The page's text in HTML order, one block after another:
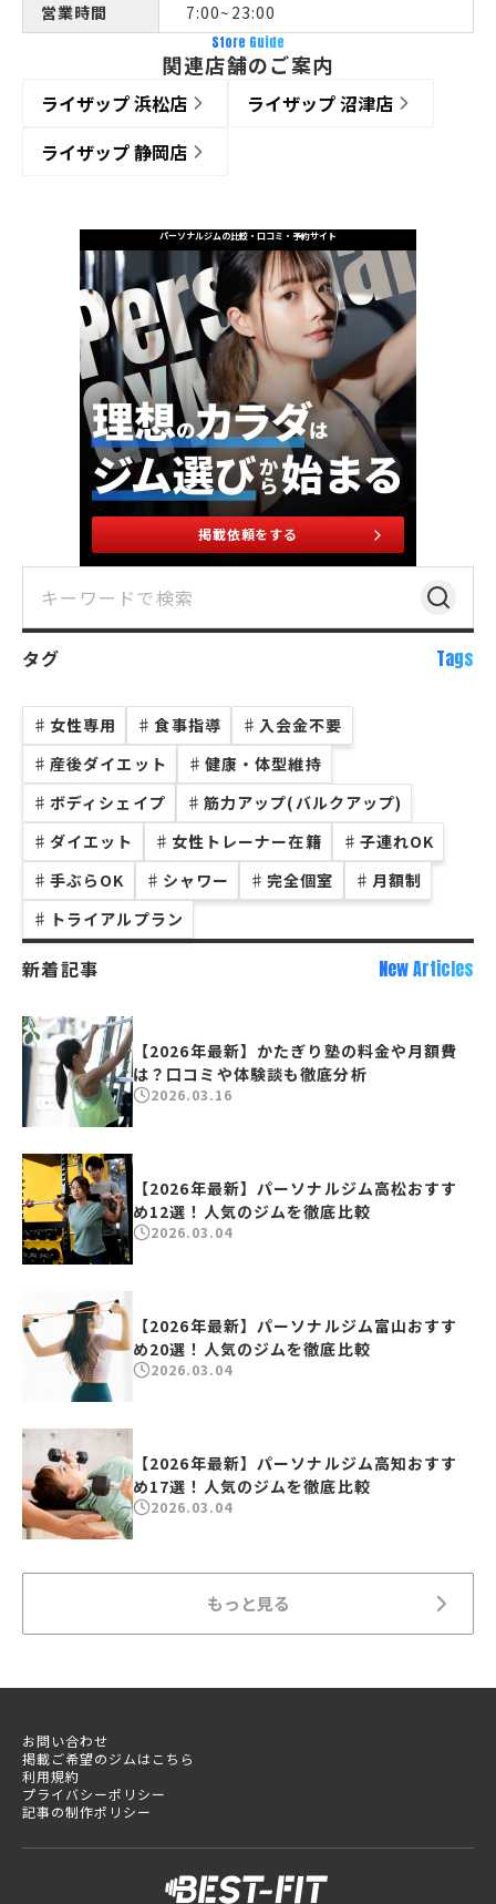
営業時間 7:00~23:00
Store Guide
関連店舗のご案内
ライザップ 浜松店
ライザップ 沼津店
ライザップ 静岡店
パーソナルジムの比較・口コミ・予約サイト
掲載依頼をする
タグ Tags
♯ 女性専用 ♯ 食事指導 ♯ 入会金不要
♯ 産後ダイエット ♯ 健康・体型維持
♯ ボディシェイプ ♯ 筋力アップ(バルクアップ)
♯ ダイエット ♯ 女性トレーナー在籍 ♯ 子連れOK
♯ 手ぶらOK ♯ シャワー ♯ 完全個室 ♯ 月額制
♯ トライアルプラン
新着記事 New Articles
【2026年最新】かたぎり塾の料金や月額費
は？口コミや体験談も徹底分析
2026.03.16
【2026年最新】パーソナルジム高松おすす
め12選！人気のジムを徹底比較
2026.03.04
【2026年最新】パーソナルジム富山おすす
め20選！人気のジムを徹底比較
2026.03.04
【2026年最新】パーソナルジム高知おすす
め17選！人気のジムを徹底比較
2026.03.04
もっと見る
お問い合わせ
掲載ご希望のジムはこちら
利用規約
プライバシーポリシー
記事の制作ポリシー